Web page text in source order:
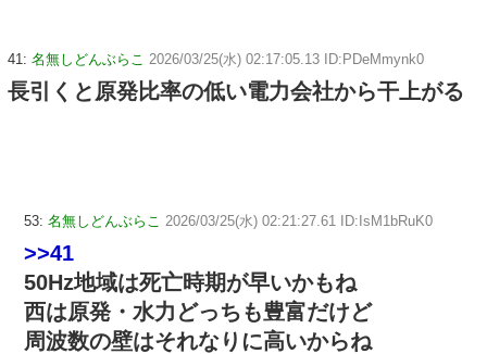
41: 名無しどんぶらこ 2026/03/25(水) 02:17:05.13 ID:PDeMmynk0
長引くと原発比率の低い電力会社から干上がる
53: 名無しどんぶらこ 2026/03/25(水) 02:21:27.61 ID:IsM1bRuK0
>>41
50Hz地域は死亡時期が早いかもね
西は原発・水力どっちも豊富だけど
周波数の壁はそれなりに高いからね